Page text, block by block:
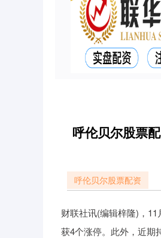
呼伦贝尔股票
呼伦贝尔股票配资
财联社讯(编辑梓隆)，
获4个涨停。此外，近期